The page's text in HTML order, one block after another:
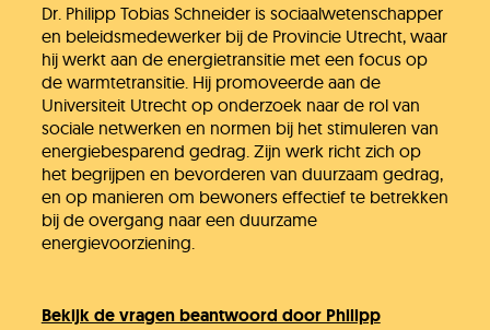
Dr. Philipp Tobias Schneider is sociaalwetenschapper
en beleidsmedewerker bij de Provincie Utrecht, waar
hij werkt aan de energietransitie met een focus op
de warmtetransitie. Hij promoveerde aan de
Universiteit Utrecht op onderzoek naar de rol van
sociale netwerken en normen bij het stimuleren van
energiebesparend gedrag. Zijn werk richt zich op
het begrijpen en bevorderen van duurzaam gedrag,
en op manieren om bewoners effectief te betrekken
bij de overgang naar een duurzame
energievoorziening.
Bekijk de vragen beantwoord door Philipp